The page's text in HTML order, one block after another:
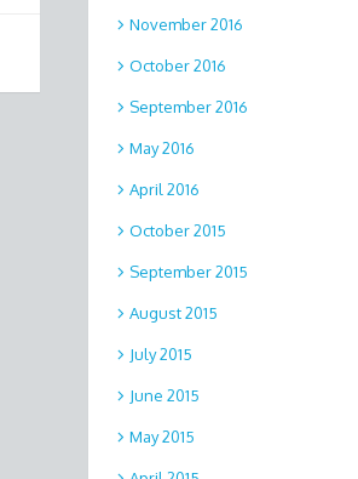
November 2016
October 2016
September 2016
May 2016
April 2016
October 2015
September 2015
August 2015
July 2015
June 2015
May 2015